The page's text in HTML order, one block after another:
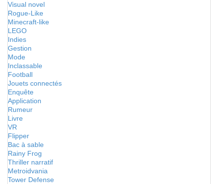
Visual novel
Rogue-Like
Minecraft-like
LEGO
Indies
Gestion
Mode
Inclassable
Football
Jouets connectés
Enquête
Application
Rumeur
Livre
VR
Flipper
Bac à sable
Rainy Frog
Thriller narratif
Metroidvania
Tower Defense